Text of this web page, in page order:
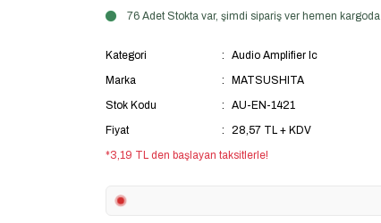
76 Adet Stokta var, şimdi sipariş ver hemen kargoda
Kategori
Audio Amplifier Ic
Marka
MATSUSHITA
Stok Kodu
AU-EN-1421
Fiyat
28,57 TL + KDV
*3,19 TL den başlayan taksitlerle!